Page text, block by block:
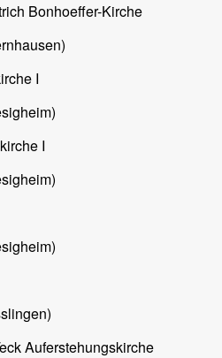
Bonhoeffer-Kirche
I
I
Auferstehungskirche